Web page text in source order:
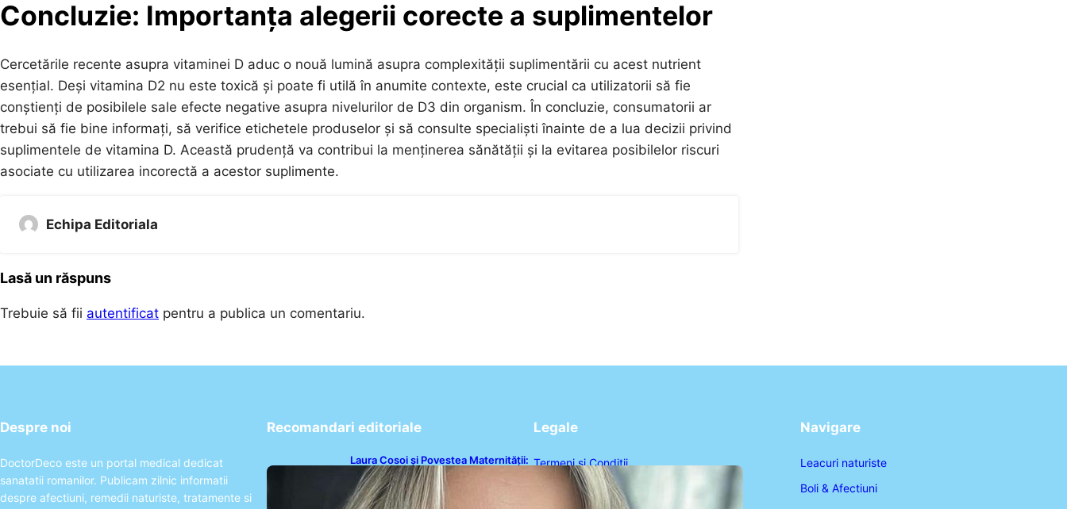
Concluzie: Importanța alegerii corecte a suplimentelor
Cercetările recente asupra vitaminei D aduc o nouă lumină asupra complexității suplimentării cu acest nutrient
esențial. Deși vitamina D2 nu este toxică și poate fi utilă în anumite contexte, este crucial ca utilizatorii să fie
conștienți de posibilele sale efecte negative asupra nivelurilor de D3 din organism. În concluzie, consumatorii ar
trebui să fie bine informați, să verifice etichetele produselor și să consulte specialiști înainte de a lua decizii privind
suplimentele de vitamina D. Această prudență va contribui la menținerea sănătății și la evitarea posibilelor riscuri
asociate cu utilizarea incorectă a acestor suplimente.
Echipa Editoriala
Lasă un răspuns
Trebuie să fii autentificat pentru a publica un comentariu.
Despre noi
DoctorDeco este un portal medical dedicat
sanatatii romanilor. Publicam zilnic informatii
despre afectiuni, remedii naturiste, tratamente si
Recomandari editoriale
Laura Cosoi și Povestea Maternității:
O Călătorie Plină de Dragoste și
Provocări
Legale
Termeni și Condiții
Politica de Confidențialitate
Navigare
Leacuri naturiste
Boli & Afectiuni